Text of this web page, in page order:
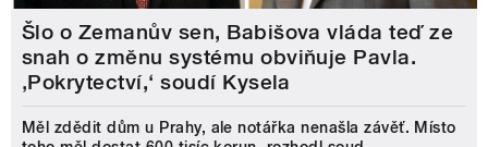
Šlo o Zemanův sen, Babišova vláda teď ze
snah o změnu systému obviňuje Pavla.
‚Pokrytectví,‘ soudí Kysela
Měl zdědit dům u Prahy, ale notářka nenašla závěť. Místo